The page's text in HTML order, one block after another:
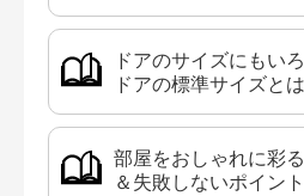
ドアのサイズにもい
ドアの標準サイズと
部屋をおしゃれに彩
＆失敗しないポイント